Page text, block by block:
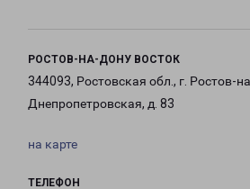
РОСТОВ-НА-ДОНУ ВОСТОК
344093, Ростовская обл., г. Ростов-
Днепропетровская, д. 83
на карте
ТЕЛЕФОН